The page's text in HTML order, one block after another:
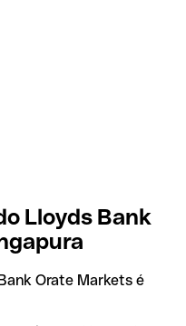
Lloyds Bank
Orate Markets é